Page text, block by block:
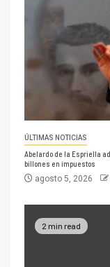
ÚLTIMAS NOTICIAS
Abelardo de la Espriella
billones en impuestos
agosto 5, 2026
2 min read